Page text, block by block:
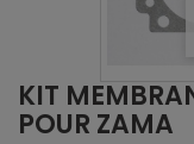
KIT
POUR ZAMA